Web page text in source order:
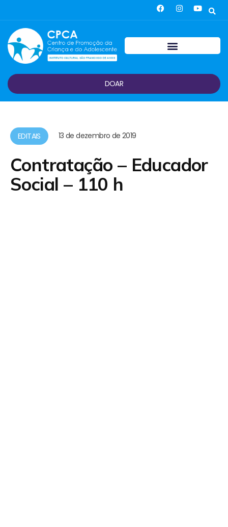
DOAR
EDITAIS 13 de dezembro de 2019
Contratação – Educador
Social – 110 h